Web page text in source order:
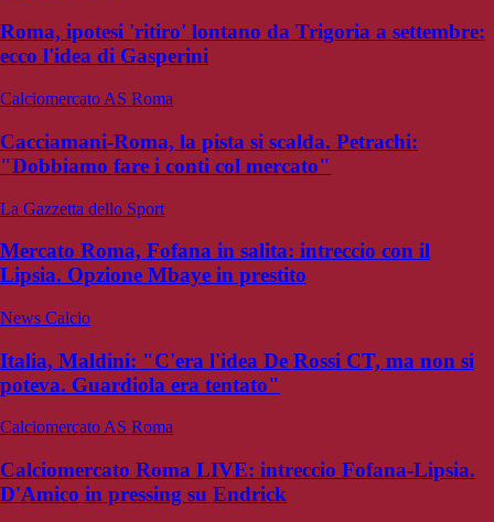
Roma, ipotesi 'ritiro' lontano da Trigoria a settembre:
ecco l'idea di Gasperini
Calciomercato AS Roma
Cacciamani-Roma, la pista si scalda. Petrachi:
"Dobbiamo fare i conti col mercato"
La Gazzetta dello Sport
Mercato Roma, Fofana in salita: intreccio con il
Lipsia. Opzione Mbaye in prestito
News Calcio
Italia, Maldini: "C'era l'idea De Rossi CT, ma non si
poteva. Guardiola era tentato"
Calciomercato AS Roma
Calciomercato Roma LIVE: intreccio Fofana-Lipsia.
D'Amico in pressing su Endrick